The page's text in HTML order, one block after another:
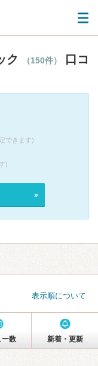
ク （150件）
口コ
できます)
)
表示順について
ー数 新着・更新